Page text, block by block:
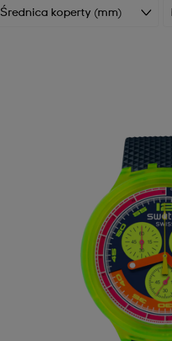
Średnica koperty (mm)